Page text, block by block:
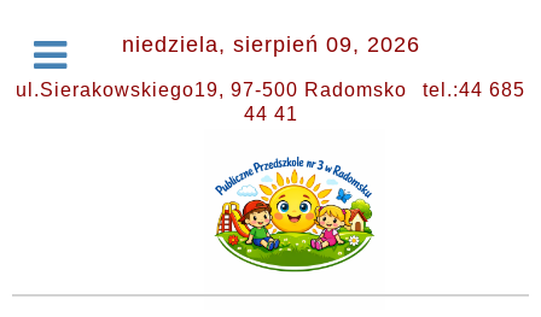
niedziela, sierpień 09, 2026
ul.Sierakowskiego19, 97-500 Radomsko
tel.:44 685
44 41